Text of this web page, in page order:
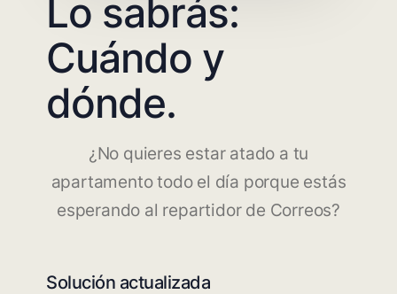
Lo sabrás:
Cuándo y
dónde.
¿No quieres estar atado a tu
apartamento todo el día porque estás
esperando al repartidor de Correos?
Solución actualizada